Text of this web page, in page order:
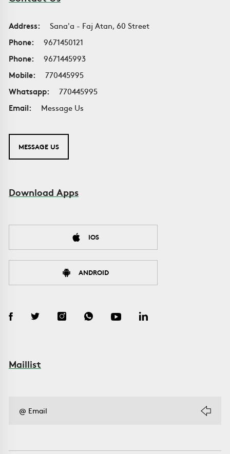
Address:
Sana'a - Faj Atan, 60 Street
Phone:
9671450121
Phone:
9671445993
Mobile:
770445995
Whatsapp:
770445995
Email:
Message Us
MESSAGE US
Download Apps
IOS
ANDROID
Maillist